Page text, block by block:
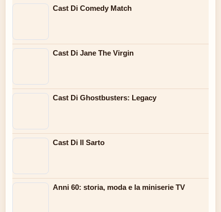
Cast Di Comedy Match
Cast Di Jane The Virgin
Cast Di Ghostbusters: Legacy
Cast Di Il Sarto
Anni 60: storia, moda e la miniserie TV